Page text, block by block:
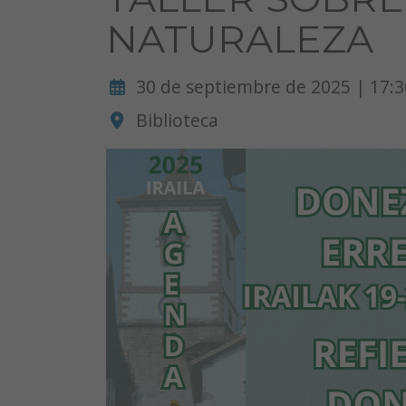
NATURALEZA
30 de septiembre de 2025 |
Biblioteca